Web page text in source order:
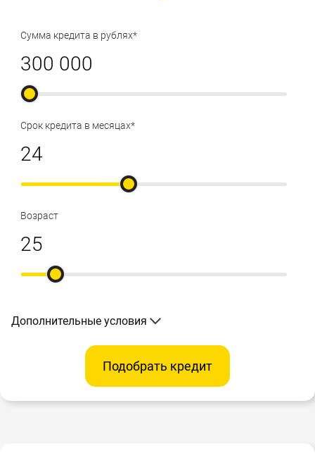
Сумма кредита в рублях*
Срок кредита в месяцах*
Возраст
Дополнительные условия
Подобрать кредит